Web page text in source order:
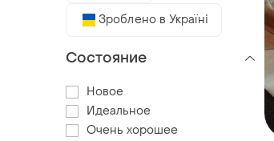
Зроблено в Україні
Состояние
Новое
Идеальное
Очень хорошее